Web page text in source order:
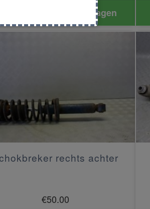
Toevoegen aan winkelwagen
rechts achter
€50.00